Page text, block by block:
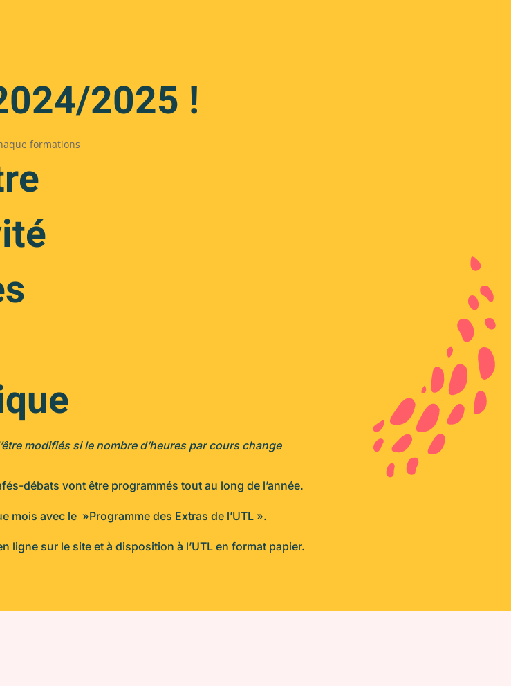
2025 !
formations
modifiés si le nombre d’heures par cours change
débats vont être programmés tout au long de l’année.
mois avec le »Programme des Extras de l’UTL ».
ligne sur le site et à disposition à l’UTL en format papier.